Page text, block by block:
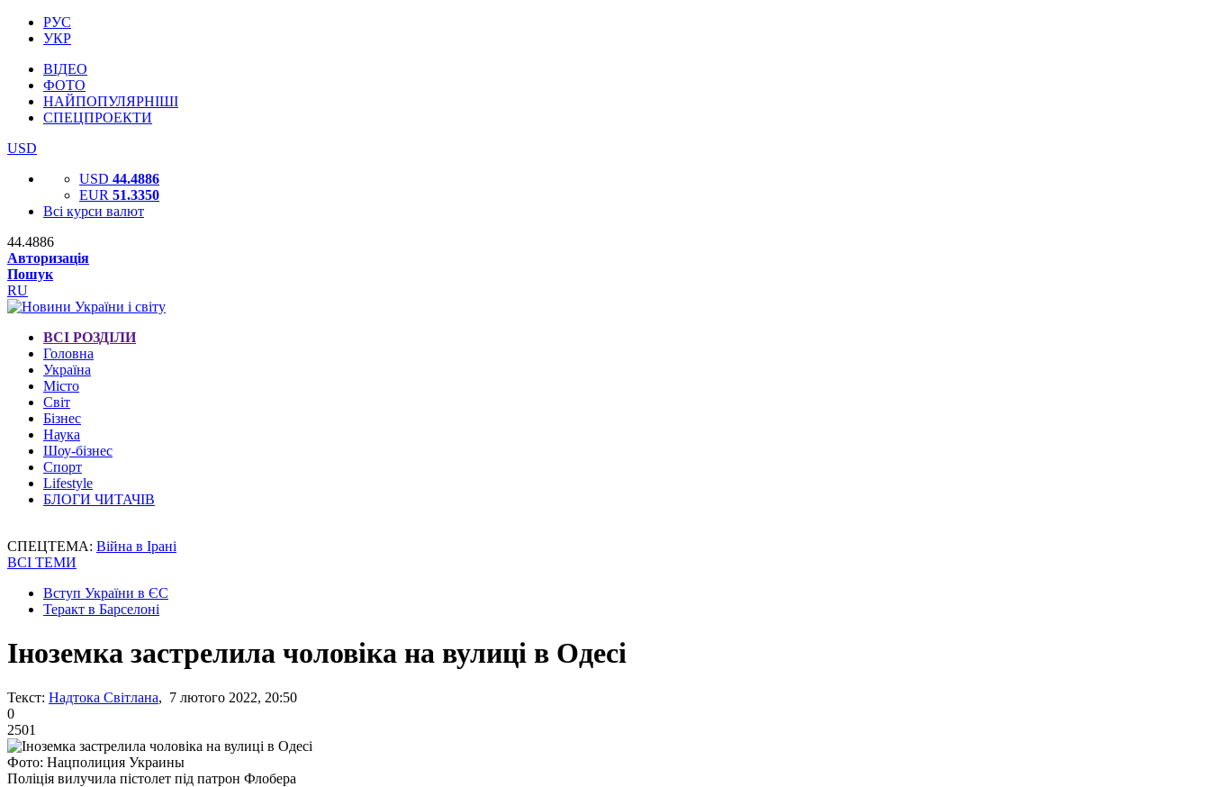
РУС
УКР
ВІДЕО
ФОТО
НАЙПОПУЛЯРНІШІ
СПЕЦПРОЕКТИ
USD
USD 44.4886
EUR 51.3350
Всі курси валют
44.4886
Авторизація
Пошук
RU
ВСІ РОЗДІЛИ
Головна
Україна
Місто
Світ
Бізнес
Наука
Шоу-бізнес
Спорт
Lifestyle
БЛОГИ ЧИТАЧІВ
СПЕЦТЕМА: Війна в Ірані
ВСІ ТЕМИ
Вступ України в ЄС
Теракт в Барселоні
Іноземка застрелила чоловіка на вулиці в Одесі
Текст: Надтока Світлана, 7 лютого 2022, 20:50
0
2501
Фото: Нацполиция Украины
Поліція вилучила пістолет під патрон Флобера